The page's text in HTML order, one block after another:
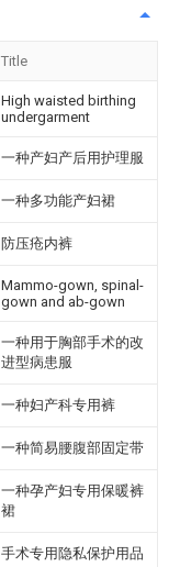
Title
High waisted birthing
undergarment
一种产妇产后用护理服
一种多功能产妇裙
防压疮内裤
Mammo-gown, spinal-
gown and ab-gown
一种用于胸部手术的改
进型病患服
一种妇产科专用裤
一种简易腰腹部固定带
一种孕产妇专用保暖裤
裙
手术专用隐私保护用品